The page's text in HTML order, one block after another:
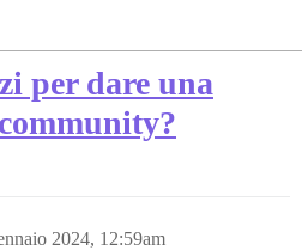
per dare una
2024, 12:59am